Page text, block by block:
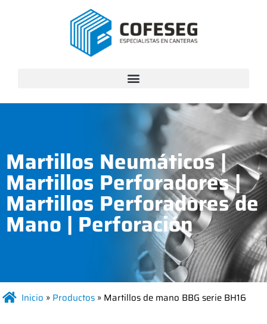
Martillos Neumáticos|
Martillos Perforadores|
Martillos Perforadores de
Mano | Perforación
Inicio » Productos » Martillos de mano BBG serie BH16